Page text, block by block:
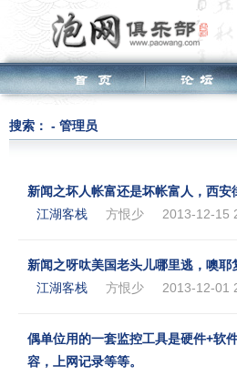
搜索： - 管理员
新闻之坏人帐富还是坏帐富人，西安
江湖客栈
方恨少 2013-12-15
新闻之呀呔美国老头儿哪里逃，噢耶
江湖客栈
方恨少 2013-12-01
偶单位用的一套监控工具是硬件+软
容，上网记录等等。